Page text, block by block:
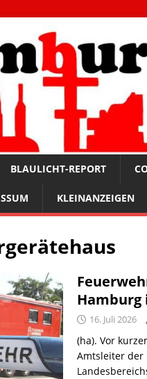
BLAULICHT-REPORT
KLEINANZEIGEN
Hamburg
16. Juli 2026
(ha). Vor
Amtsleiter der